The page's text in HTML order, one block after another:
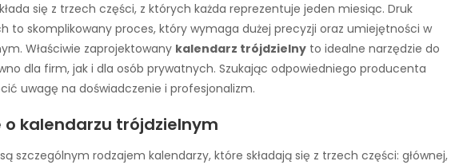
się z trzech części, z których każda reprezentuje jeden miesiąc. Druk
to skomplikowany proces, który wymaga dużej precyzji oraz umiejętności w
Właściwie zaprojektowany kalendarz trójdzielny to idealne narzędzie do
dla firm, jak i dla osób prywatnych. Szukając odpowiedniego producenta
uwagę na doświadczenie i profesjonalizm.
o kalendarzu trójdzielnym
szczególnym rodzajem kalendarzy, które składają się z trzech części: głównej,